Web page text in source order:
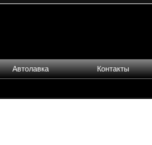
Автолавка Контакты